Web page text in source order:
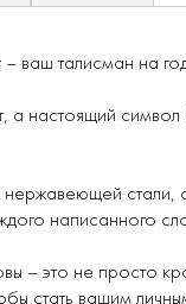
– ваш талисман на
настоящий
написанного
– это не просто
стать вашим